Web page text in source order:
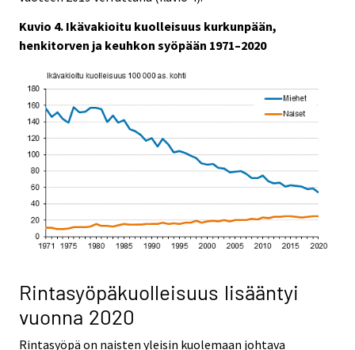
Kuvio 4. Ikävakioitu kuolleisuus kurkunpään,
henkitorven ja keuhkon syöpään 1971–2020
Rintasyöpäkuolleisuus lisääntyi
vuonna 2020
Rintasyöpä on naisten yleisin kuolemaan johtava